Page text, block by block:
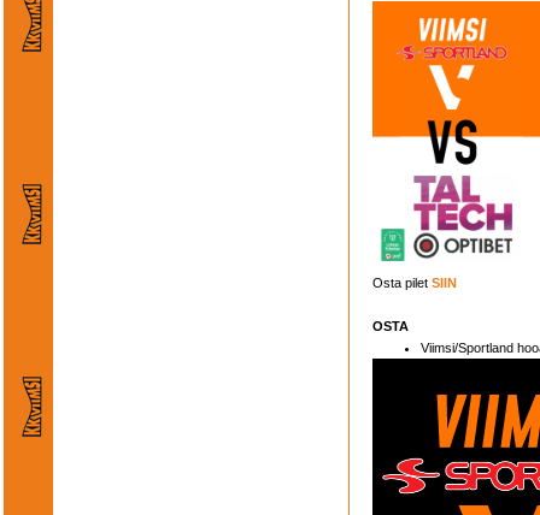
Osta pilet SIIN
OSTA
Viimsi/Sportland